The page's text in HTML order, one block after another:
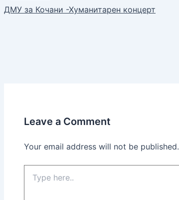
ДМУ за Кочани -Хуманитарен концерт
Leave a Comment
Your email address will not be published.